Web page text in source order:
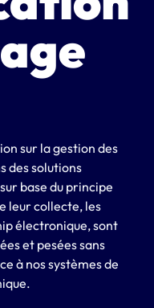
sur la gestion des
des solutions
base du principe
leur collecte, les
électronique, sont
et pesées sans
à nos systèmes de